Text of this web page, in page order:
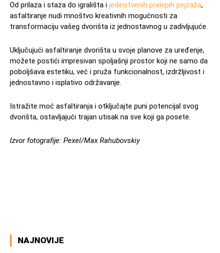
Od prilaza i staza do igrališta i jedinstvenih prelepih pejzaža,
asfaltiranje nudi mnoštvo kreativnih mogućnosti za
transformaciju vašeg dvorišta iz jednostavnog u zadivljujuće.
Uključujući asfaltiranje dvorišta u svoje planove za uređenje,
možete postići impresivan spoljašnji prostor koji ne samo da
poboljšava estetiku, već i pruža funkcionalnost, izdržljivost i
jednostavno i isplativo održavanje.
Istražite moć asfaltiranja i otključajte puni potencijal svog
dvorišta, ostavljajući trajan utisak na sve koji ga posete.
Izvor fotografije: Pexel/Max Rahubovskiy
NAJNOVIJE